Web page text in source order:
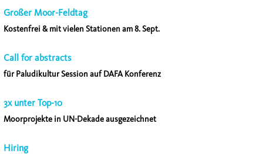
Großer Moor-Feldtag
Kostenfrei & mit vielen Stationen am 8. Sept.
Call for abstracts
für Paludikultur Session auf DAFA Konferenz
3x unter Top-10
Moorprojekte in UN-Dekade ausgezeichnet
Hiring